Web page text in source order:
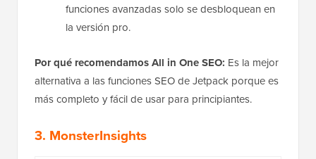
funciones avanzadas solo se desbloquean en
la versión pro.
Por qué recomendamos All in One SEO: Es la mejor
alternativa a las funciones SEO de Jetpack porque es
más completo y fácil de usar para principiantes.
3. MonsterInsights